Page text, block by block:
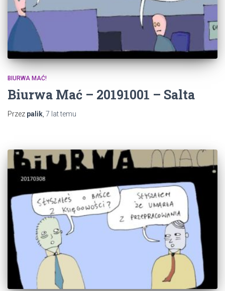
BIURWA MAĆ!
Biurwa Mać – 20191001 – Salta
Przez palik 7 lattemu